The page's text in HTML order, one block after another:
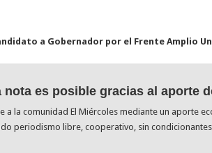
a Gobernador por el Frente Amplio
nota es posible gracias al aporte
a la comunidad El Miércoles mediante un aporte
periodismo libre, cooperativo, sin